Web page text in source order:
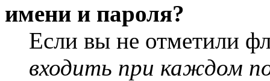
имени и пароля?
Если вы не отметили
входить при каждом